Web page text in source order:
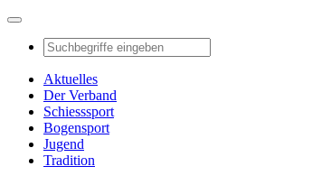
Aktuelles
Der Verband
Schiesssport
Bogensport
Jugend
Tradition